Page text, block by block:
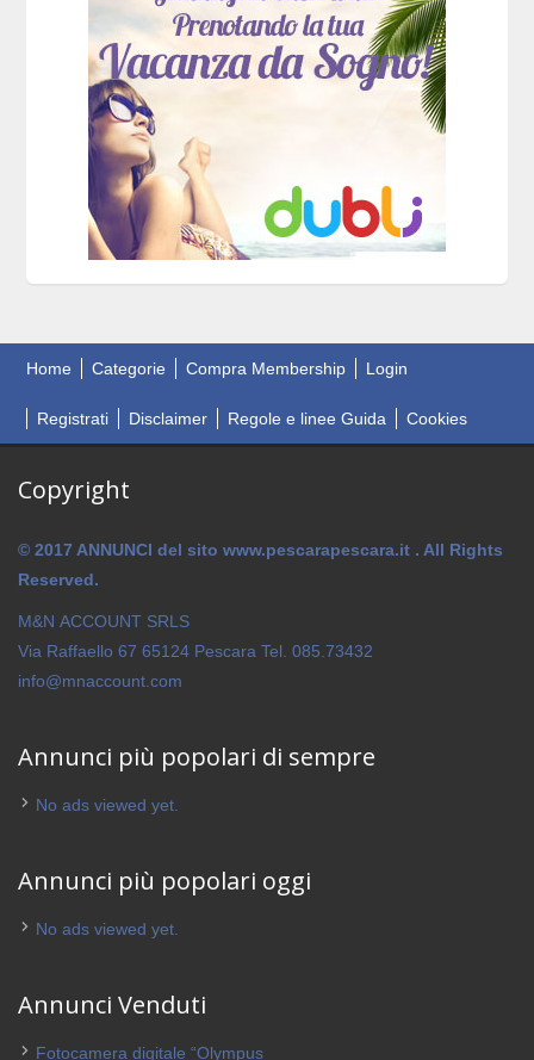
Home Categorie Compra Membership Login
Registrati Disclaimer Regole e linee Guida Cookies
Copyright
© 2017 ANNUNCI del sito www.pescarapescara.it . All Rights
Reserved.
M&N ACCOUNT SRLS
Via Raffaello 67 65124 Pescara Tel. 085.73432
info@mnaccount.com
Annunci più popolari di sempre
No ads viewed yet.
Annunci più popolari oggi
No ads viewed yet.
Annunci Venduti
Fotocamera digitale “Olympus